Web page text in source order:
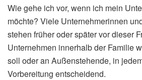
Wie gehe ich vor, wenn ich mein
möchte? Viele Unternehmerinnen
stehen früher oder später vor dieser
Unternehmen innerhalb der Familie
soll oder an Außenstehende, in
Vorbereitung entscheidend.